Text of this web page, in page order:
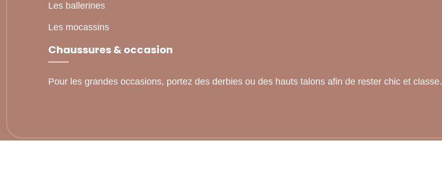
Les ballerines
Les mocassins
Chaussures & occasion
Pour les grandes occasions, portez des derbies ou des hauts talons afin de rester chic et classe.